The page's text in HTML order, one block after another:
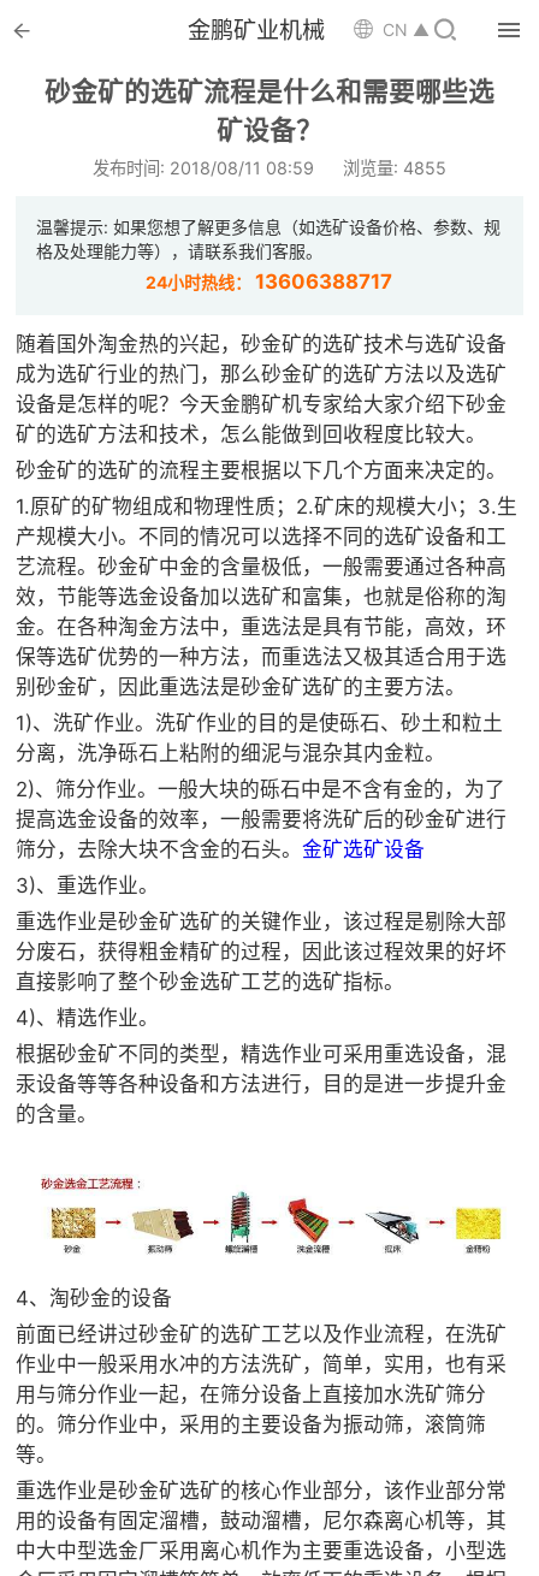
 金鹏矿业机械 CN ▲ 
砂金矿的选矿流程是什么和需要哪些选
矿设备？
发布时间: 2018/08/11 08:59 浏览量: 4855
温馨提示: 如果您想了解更多信息（如选矿设备价格、参数、规
格及处理能力等），请联系我们客服。
24小时热线：13606388717
随着国外淘金热的兴起，砂金矿的选矿技术与选矿设备
成为选矿行业的热门，那么砂金矿的选矿方法以及选矿
设备是怎样的呢？今天金鹏矿机专家给大家介绍下砂金
矿的选矿方法和技术，怎么能做到回收程度比较大。
砂金矿的选矿的流程主要根据以下几个方面来决定的。
1.原矿的矿物组成和物理性质；2.矿床的规模大小；3.生
产规模大小。不同的情况可以选择不同的选矿设备和工
艺流程。砂金矿中金的含量极低，一般需要通过各种高
效，节能等选金设备加以选矿和富集，也就是俗称的淘
金。在各种淘金方法中，重选法是具有节能，高效，环
保等选矿优势的一种方法，而重选法又极其适合用于选
别砂金矿，因此重选法是砂金矿选矿的主要方法。
1)、洗矿作业。洗矿作业的目的是使砾石、砂土和粒土
分离，洗净砾石上粘附的细泥与混杂其内金粒。
2)、筛分作业。一般大块的砾石中是不含有金的，为了
提高选金设备的效率，一般需要将洗矿后的砂金矿进行
筛分，去除大块不含金的石头。金矿选矿设备
3)、重选作业。
重选作业是砂金矿选矿的关键作业，该过程是剔除大部
分废石，获得粗金精矿的过程，因此该过程效果的好坏
直接影响了整个砂金选矿工艺的选矿指标。
4)、精选作业。
根据砂金矿不同的类型，精选作业可采用重选设备，混
汞设备等等各种设备和方法进行，目的是进一步提升金
的含量。
4、淘砂金的设备
前面已经讲过砂金矿的选矿工艺以及作业流程，在洗矿
作业中一般采用水冲的方法洗矿，简单，实用，也有采
用与筛分作业一起，在筛分设备上直接加水洗矿筛分
的。筛分作业中，采用的主要设备为振动筛，滚筒筛
等。
重选作业是砂金矿选矿的核心作业部分，该作业部分常
用的设备有固定溜槽，鼓动溜槽，尼尔森离心机等，其
中大中型选金厂采用离心机作为主要重选设备，小型选
 首页

 解决方案
 案例中心
 服务体系
 新闻中心
 矿山设计院
 选矿实验室
 关于金鹏
发展历程
企业文化
专家团队
 联系我们